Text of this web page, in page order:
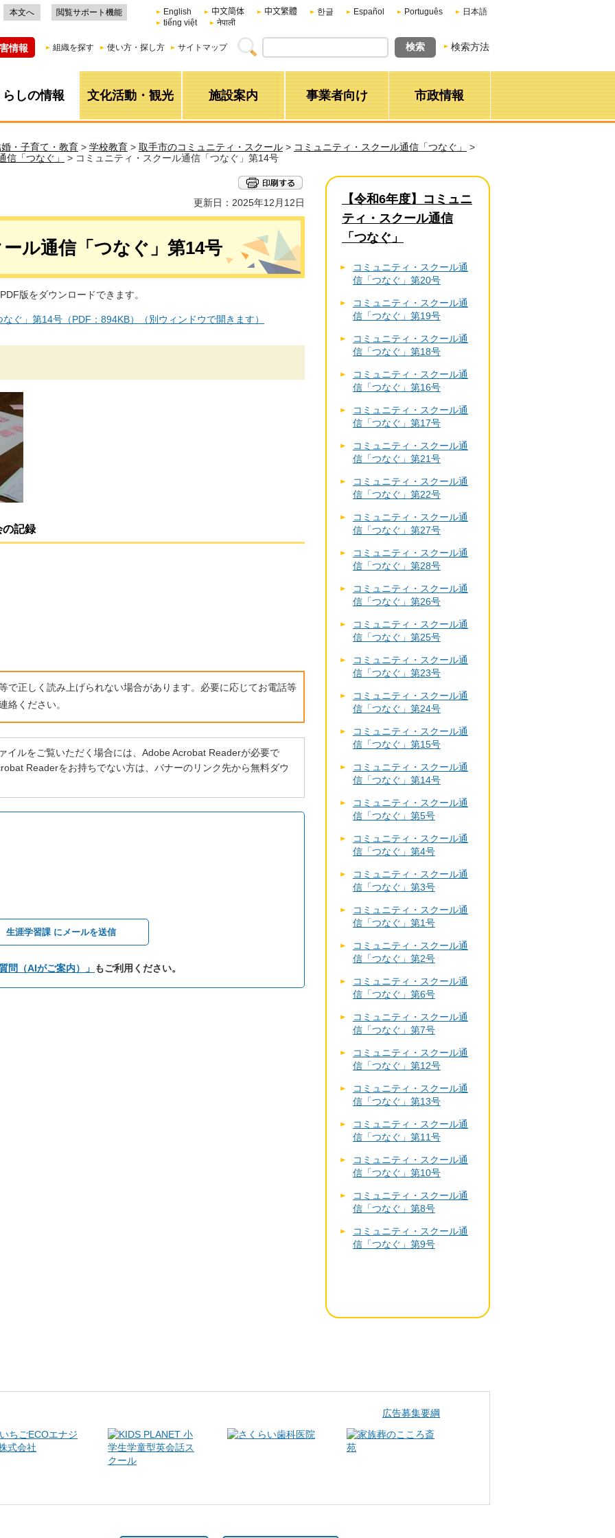
本文へ 閲覧サポート機能 English 中文简体 中文繁體 한글 Español Português
日本語
tiếng việt
नेपाली
情報 組織を探す 使い方・探し方 サイトマップ 検索方法
らしの情報 文化活動・観光 施設案内 事業者向け 市政情報
・子育て・教育 > 学校教育 > 取手市のコミュニティ・スクール > コミュニティ・スクール通信「つなぐ」
>
信「つなぐ」
> コミュニティ・スクール通信「つなぐ」第14号
更新日：2025年12月12日
ル通信「つなぐ」第14号
版をダウンロードできます。
ぐ」第14号（PDF：894KB）（別ウィンドウで開きます）
の記録
で正しく読み上げられない場合があります。必要に応じてお電話等
絡ください。
イルをご覧いただく場合には、Adobe Acrobat Readerが必要で
Readerをお持ちでない方は、バナーのリンク先から無料ダウ
生涯学習課 にメールを送信
問（AIがご案内）」 もご利用ください。
【令和6年度】コミュニ
ティ・スクール通信
「つなぐ」
コミュニティ・スクール通
信「つなぐ」第20号
コミュニティ・スクール通
信「つなぐ」第19号
コミュニティ・スクール通
信「つなぐ」第18号
コミュニティ・スクール通
信「つなぐ」第16号
コミュニティ・スクール通
信「つなぐ」第17号
コミュニティ・スクール通
信「つなぐ」第21号
コミュニティ・スクール通
信「つなぐ」第22号
コミュニティ・スクール通
信「つなぐ」第27号
コミュニティ・スクール通
信「つなぐ」第28号
コミュニティ・スクール通
信「つなぐ」第26号
コミュニティ・スクール通
信「つなぐ」第25号
コミュニティ・スクール通
信「つなぐ」第23号
コミュニティ・スクール通
信「つなぐ」第24号
コミュニティ・スクール通
信「つなぐ」第15号
コミュニティ・スクール通
信「つなぐ」第14号
コミュニティ・スクール通
信「つなぐ」第5号
コミュニティ・スクール通
信「つなぐ」第4号
コミュニティ・スクール通
信「つなぐ」第3号
コミュニティ・スクール通
信「つなぐ」第1号
コミュニティ・スクール通
信「つなぐ」第2号
コミュニティ・スクール通
信「つなぐ」第6号
コミュニティ・スクール通
信「つなぐ」第7号
コミュニティ・スクール通
信「つなぐ」第12号
コミュニティ・スクール通
信「つなぐ」第13号
コミュニティ・スクール通
信「つなぐ」第11号
コミュニティ・スクール通
信「つなぐ」第10号
コミュニティ・スクール通
信「つなぐ」第8号
コミュニティ・スクール通
信「つなぐ」第9号
広告募集要綱